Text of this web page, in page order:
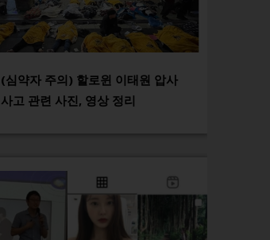
(심약자 주의) 할로윈 이태원 압사
사고 관련 사진, 영상 정리